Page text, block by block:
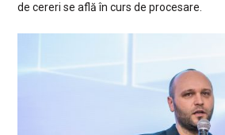
de cereri se află în curs de procesare.